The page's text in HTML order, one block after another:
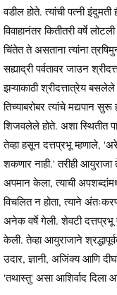
वडील होते. त्यांची पत्नी
विवाहानंतर कितीतरी वर्षे
चिंतेत ते असताना त्यांना
सह्याद्री पर्वतावर जाउन
झऱ्याकाठी श्रीदत्तात्रेय
तिच्याबरोबर त्यांचे मद्यपान
शिजवलेले होते. अशा स्थितीत
तेव्हा हसून दत्तप्रभू म्हणाले,
शकणार नाही.' तरीही आयुराजा
अपमान केला, त्याची
विचलित न होता, त्याने
अनेक वर्षे गेली. शेवटी दत्तप्रभू
केली. तेव्हा आयुराजाने
उदार, ज्ञानी, अजिंक्य आणि
'तथास्तु' असा आशिर्वाद दिला